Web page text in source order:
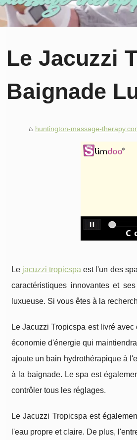
Le Jacuzzi
Baignade
huntington-massage-
Le jacuzzi tropicspa est l'un des
caractéristiques innovantes et
luxueuse. Si vous êtes à la
Le Jacuzzi Tropicspa est livré
économie d'énergie qui
ajoute un bain hydrothérapique à
à la baignade. Le spa est
contrôler tous les réglages.
Le Jacuzzi Tropicspa est
l'eau propre et claire. De plus,